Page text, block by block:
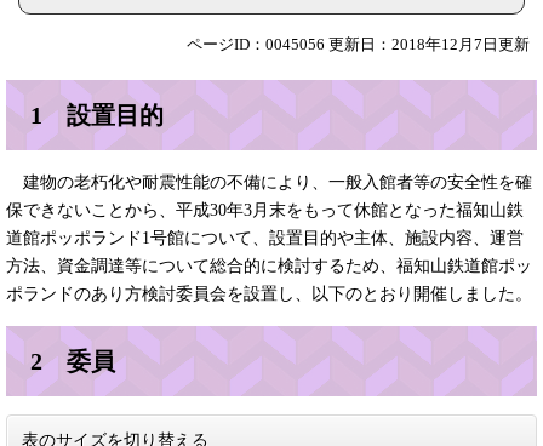
ページID：0045056 更新日：2018年12月7日更新
1 設置目的
建物の老朽化や耐震性能の不備により、一般入館者等の安全性を確
保できないことから、平成30年3月末をもって休館となった福知山鉄
道館ポッポランド1号館について、設置目的や主体、施設内容、運営
方法、資金調達等について総合的に検討するため、福知山鉄道館ポッ
ポランドのあり方検討委員会を設置し、以下のとおり開催しました。
2 委員
表のサイズを切り替える